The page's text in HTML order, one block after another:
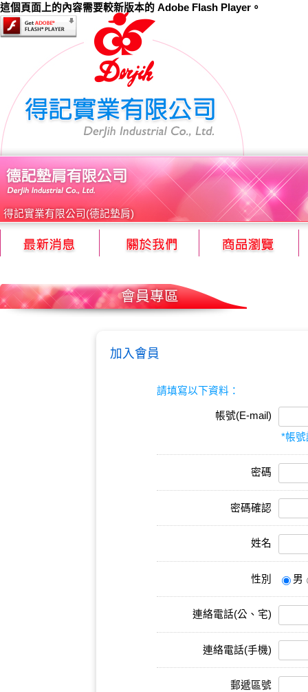
這個頁面上的內容需要較新版本的 Adobe Flash Player。
得記實業有限公司(德記墊肩)
會員專區
加入會員
請填寫以下資料：
帳號(E-mail)
*帳號
密碼
密碼確認
姓名
性別 男
連絡電話(公、宅)
連絡電話(手機)
郵遞區號